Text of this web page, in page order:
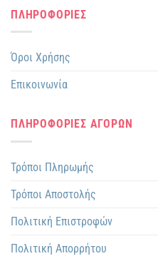
ΠΛΗΡΟΦΟΡΙΕΣ
Όροι Χρήσης
Επικοινωνία
ΠΛΗΡΟΦΟΡΙΕΣ ΑΓΟΡΩΝ
Τρόποι Πληρωμής
Τρόποι Αποστολής
Πολιτική Επιστροφών
Πολιτική Απορρήτου